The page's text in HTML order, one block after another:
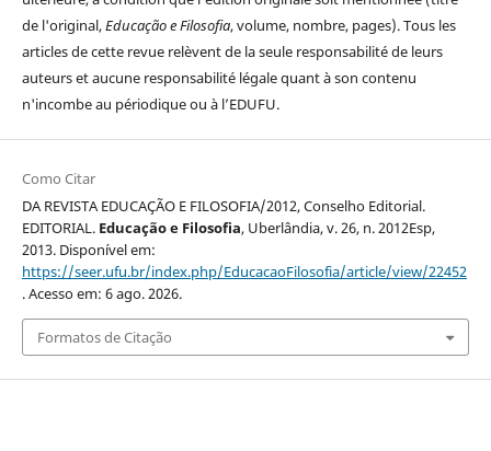
de l'original,Educação e Filosofia, volume, nombre, pages). Tous les
articles de cette revue relèvent de la seule responsabilité de leurs
auteurs et aucune responsabilité légale quant à son contenu
n'incombe au périodique ou à l’EDUFU.
Como Citar
DA REVISTA EDUCAÇÃO E FILOSOFIA/2012, Conselho Editorial.
EDITORIAL. Educação e Filosofia, Uberlândia, v. 26, n. 2012Esp,
2013. Disponível em:
https://seer.ufu.br/index.php/EducacaoFilosofia/article/view/22452
. Acesso em: 6 ago. 2026.
Formatos de Citação